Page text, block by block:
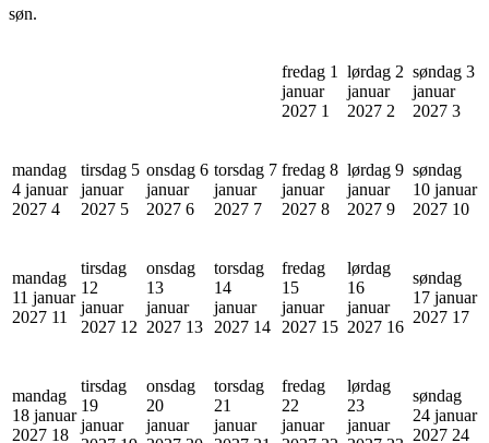
søn.
fredag 1
januar
2027 1
lørdag 2
januar
2027 2
søndag 3
januar
2027 3
mandag
4 januar
2027 4
tirsdag 5
januar
2027 5
onsdag 6
januar
2027 6
torsdag 7
januar
2027 7
fredag 8
januar
2027 8
lørdag 9
januar
2027 9
søndag
10 januar
2027 10
mandag
11 januar
2027 11
tirsdag
12
januar
2027 12
onsdag
13
januar
2027 13
torsdag
14
januar
2027 14
fredag
15
januar
2027 15
lørdag
16
januar
2027 16
søndag
17 januar
2027 17
mandag
18 januar
2027 18
tirsdag
19
januar
onsdag
20
januar
torsdag
21
januar
fredag
22
januar
lørdag
23
januar
søndag
24 januar
2027 24